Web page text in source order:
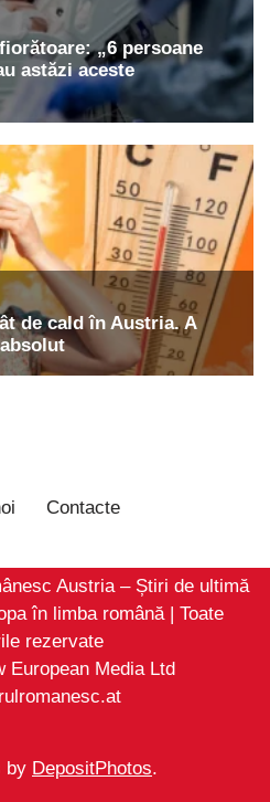
Contacte
Austria – Știri de ultimă
în limba română | Toate
rezervate
European Media Ltd
by DepositPhotos.